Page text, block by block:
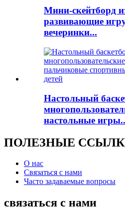
Мини-скейтборд
развивающие
вечеринки...
Настольный
настольные
ПОЛЕЗНЫЕ
О нас
Связаться с нами
Часто задаваемые вопросы
связаться с нами